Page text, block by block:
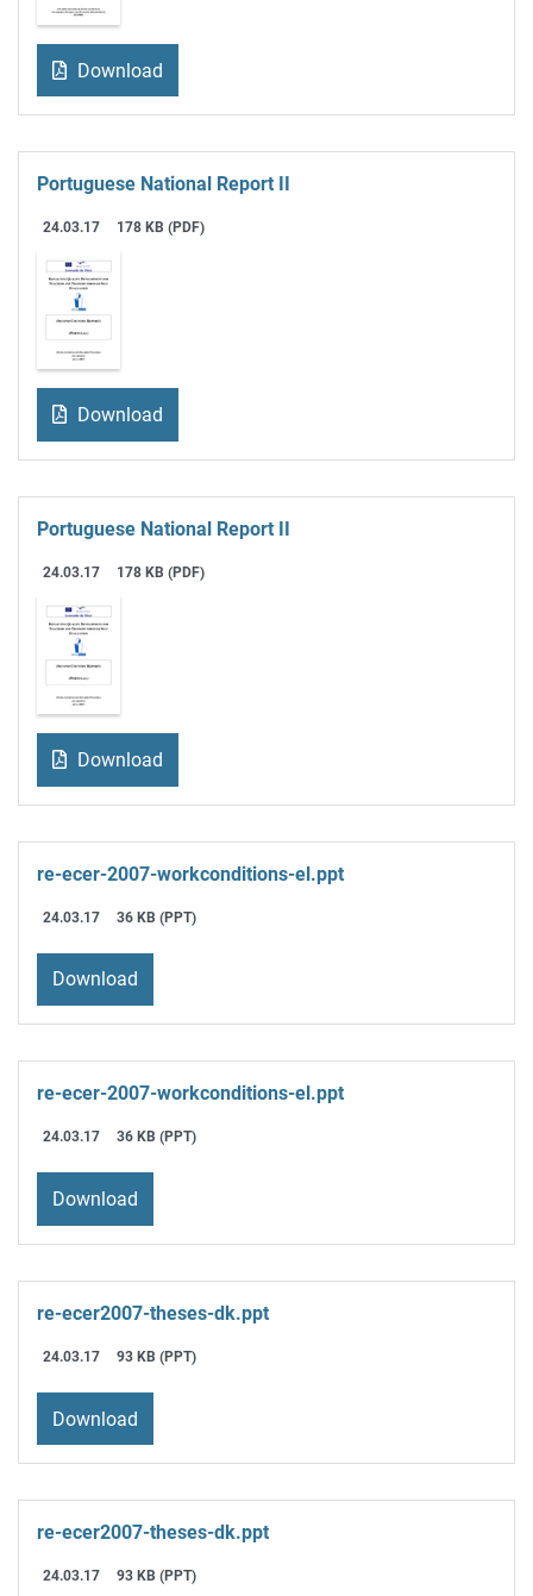
Download
Portuguese National Report II
24.03.17 178 KB (PDF)
Download
Portuguese National Report II
24.03.17 178 KB (PDF)
Download
re-ecer-2007-workconditions-el.ppt
24.03.17 36 KB (PPT)
Download
re-ecer-2007-workconditions-el.ppt
24.03.17 36 KB (PPT)
Download
re-ecer2007-theses-dk.ppt
24.03.17 93 KB (PPT)
Download
re-ecer2007-theses-dk.ppt
24.03.17 93 KB (PPT)